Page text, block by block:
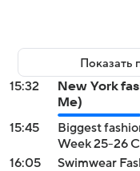
Показать
15:32
New York
Me)
15:45
Biggest
Week 25-26
16:05
Swimwear